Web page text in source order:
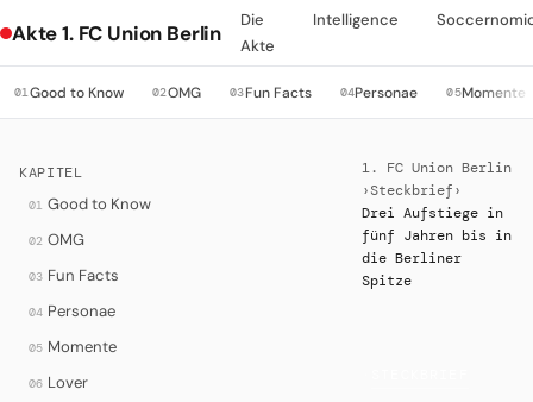
Akte 1. FC Union Berlin
Die
Akte
Intelligence
01Good to Know 02OMG 03Fun Facts 04Personae 05Momente
KAPITEL
01 Good to Know
02 OMG
03 Fun Facts
04 Personae
05 Momente
06 Lover
1. FC Union Berlin
› Steckbrief ›
Drei Aufstiege in
fünf Jahren bis in
die Berliner
Spitze